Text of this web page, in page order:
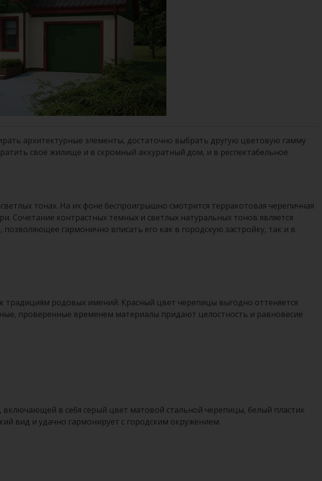
архитектурные элементы, достаточно выбрать другую цветовую гамму
своё жилище и в скромный аккуратный дом, и в респектабельное
тонах. На их фоне беспроигрышно смотрится терракотовая черепичная
контрастных темных и светлых натуральных тонов является
гармонично вписать его как в городскую застройку, так и в
традициям родовых имений. Красный цвет черепицы выгодно оттеняется
проверенные временем материалы придают целостность и равновесие
в себя серый цвет матовой стальной черепицы, белый пластик
вид и удачно гармонирует с городским окружением.